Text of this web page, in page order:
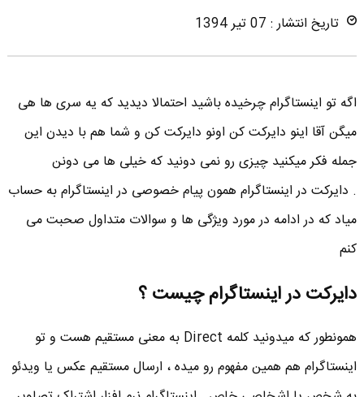
تاریخ انتشار : 07 تیر 1394
اگه تو اینستاگرام چرخیده باشید احتمالا دیدید که یه سری ها هی
میگن آقا اینو دایرکت کن اونو دایرکت کن و شما هم با دیدن این
جمله فکر میکنید چیزی رو نمی دونید که خیلی ها می دونن
. دایرکت در اینستاگرام همون پیام خصوصی در اینستاگرام به حساب
میاد که در ادامه در مورد ویژگی ها و سوالات متداول صحبت می
کنم
دایرکت در اینستاگرام چیست ؟
همونطور که میدونید کلمه Direct به معنی مستقیم هست و تو
اینستاگرام هم همین مفهوم رو میده ، ارسال مستقیم عکس یا ویدئو